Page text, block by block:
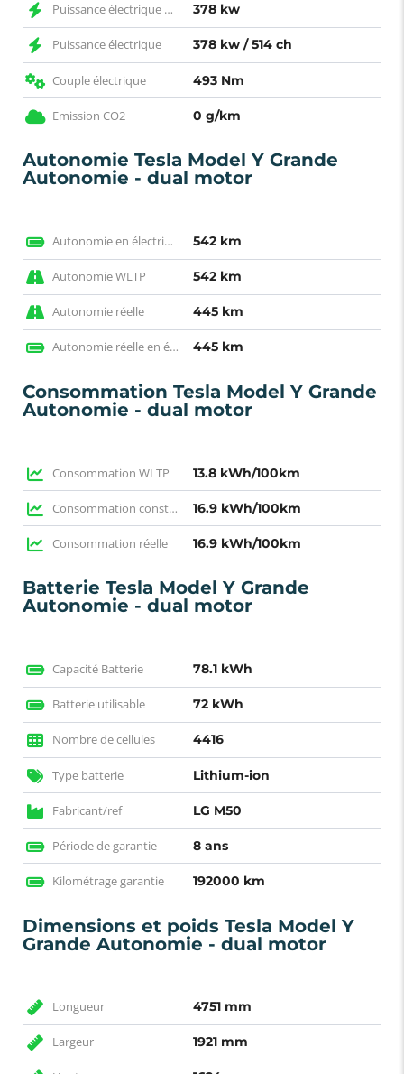
Puissance électrique KW 378 kw
Puissance électrique 378 kw / 514 ch
Couple électrique 493 Nm
Emission CO2 0 g/km
Autonomie Tesla Model Y Grande
Autonomie - dual motor
Autonomie en électrique WLTP 542 km
Autonomie WLTP 542 km
Autonomie réelle 445 km
Autonomie réelle en électrique 445 km
Consommation Tesla Model Y Grande
Autonomie - dual motor
Consommation WLTP 13.8 kWh/100km
Consommation constructeur 16.9 kWh/100km
Consommation réelle 16.9 kWh/100km
Batterie Tesla Model Y Grande
Autonomie - dual motor
Capacité Batterie 78.1 kWh
Batterie utilisable 72 kWh
Nombre de cellules 4416
Type batterie Lithium-ion
Fabricant/ref LG M50
Période de garantie 8 ans
Kilométrage garantie 192000 km
Dimensions et poids Tesla Model Y
Grande Autonomie - dual motor
Longueur 4751 mm
Largeur 1921 mm